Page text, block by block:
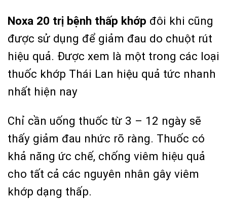
Noxa 20 trị bệnh thấp khớp đôi khi cũng
được sử dụng để giảm đau do chuột rút
hiệu quả. Được xem là một trong các loại
thuốc khớp Thái Lan hiệu quả tức nhanh
nhất hiện nay
Chỉ cần uống thuốc từ 3 – 12 ngày sẽ
thấy giảm đau nhức rõ ràng. Thuốc có
khả năng ức chế, chống viêm hiệu quả
cho tất cả các nguyên nhân gây viêm
khớp dạng thấp.